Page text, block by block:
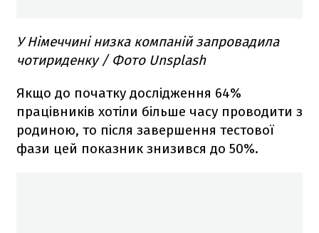
У Німеччині низка компаній запровадила
чотириденку / Фото Unsplash
Якщо до початку дослідження 64%
працівників хотіли більше часу проводити з
родиною, то після завершення тестової
фази цей показник знизився до 50%.